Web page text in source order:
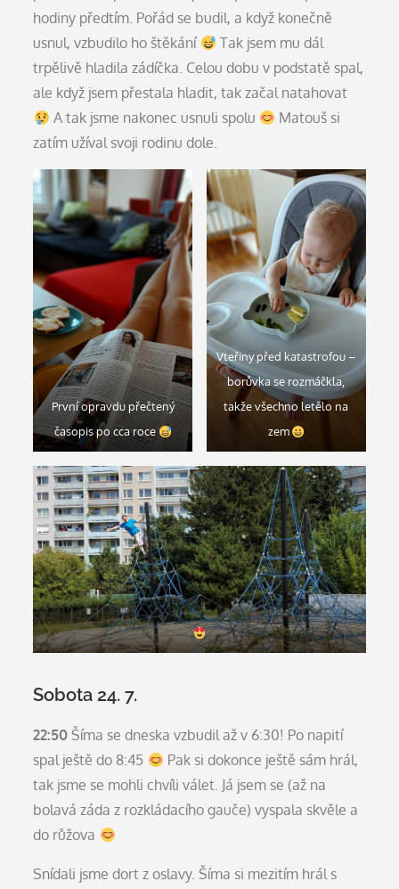
hodiny předtím. Pořád se budil, a když konečně
usnul, vzbudilo ho štěkání
Tak jsem mu dál
trpělivě hladila zádíčka. Celou dobu v podstatě spal,
ale když jsem přestala hladit, tak začal natahovat
A tak jsme nakonec usnuli spolu
Matouš si
zatím užíval svoji rodinu dole.
První opravdu přečtený
časopis po cca roce
Vteřiny před katastrofou –
borůvka se rozmáčkla,
takže všechno letělo na
zem
Sobota 24. 7.
22:50 Šíma se dneska vzbudil až v 6:30! Po napití
spal ještě do 8:45
Pak si dokonce ještě sám hrál,
tak jsme se mohli chvíli válet. Já jsem se (až na
bolavá záda z rozkládacího gauče) vyspala skvěle a
do růžova
Snídali jsme dort z oslavy. Šíma si mezitím hrál s